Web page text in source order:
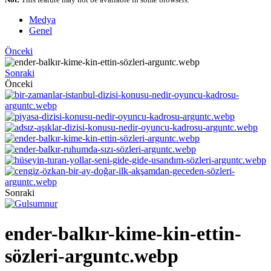
Medya
Genel
Önceki
Sonraki
Önceki
Sonraki
ender-balkır-kime-kin-ettin-
sözleri-arguntc.webp